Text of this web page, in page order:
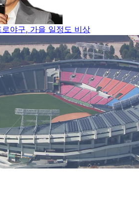
야구, 가을 일정도 비상